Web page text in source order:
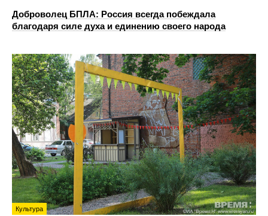
Доброволец БПЛА: Россия всегда побеждала
благодаря силе духа и единению своего народа
Культура